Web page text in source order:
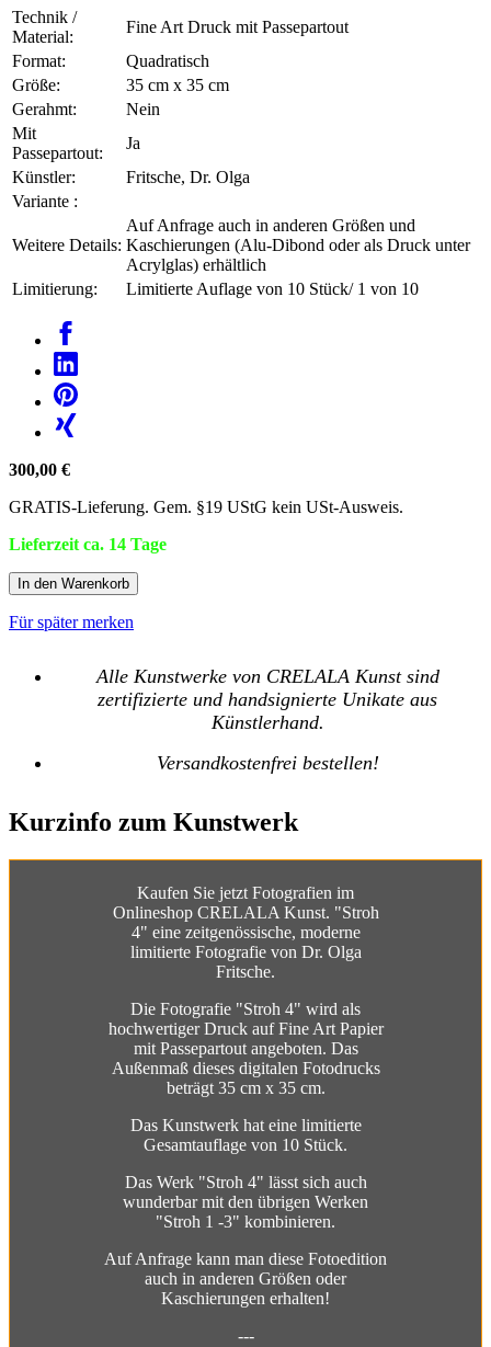
Technik /
Material:
Fine Art Druck mit Passepartout
Format:
Quadratisch
Größe:
35 cm x 35 cm
Gerahmt:
Nein
Mit
Passepartout:
Ja
Künstler:
Fritsche, Dr. Olga
Variante :
Weitere Details:
Auf Anfrage auch in anderen Größen und
Kaschierungen (Alu-Dibond oder als Druck unter
Acrylglas) erhältlich
Limitierung:
Limitierte Auflage von 10 Stück/ 1 von 10
300,00 €
GRATIS-Lieferung. Gem. §19 UStG kein USt-Ausweis.
Lieferzeit ca. 14 Tage
In den Warenkorb
Für später merken
Alle Kunstwerke von CRELALA Kunst sind
zertifizierte und handsignierte Unikate aus
Künstlerhand.
Versandkostenfrei bestellen!
Kurzinfo zum Kunstwerk
Kaufen Sie jetzt Fotografien im
Onlineshop CRELALA Kunst. "Stroh
4" eine zeitgenössische, moderne
limitierte Fotografie von Dr. Olga
Fritsche.
Die Fotografie "Stroh 4" wird als
hochwertiger Druck auf Fine Art Papier
mit Passepartout angeboten. Das
Außenmaß dieses digitalen Fotodrucks
beträgt 35 cm x 35 cm.
Das Kunstwerk hat eine limitierte
Gesamtauflage von 10 Stück.
Das Werk "Stroh 4" lässt sich auch
wunderbar mit den übrigen Werken
"Stroh 1 -3" kombinieren.
Auf Anfrage kann man diese Fotoedition
auch in anderen Größen oder
Kaschierungen erhalten!
---